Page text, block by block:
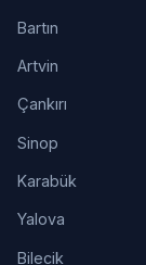
Bartın
Artvin
Çankırı
Sinop
Karabük
Yalova
Bilecik